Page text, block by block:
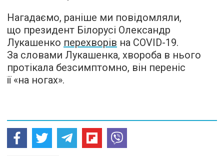
Нагадаємо, раніше ми повідомляли,
що президент Білорусі Олександр
Лукашенко перехворів на COVID-19.
За словами Лукашенка, хвороба в нього
протікала безсимптомно, він переніс
її «на ногах».